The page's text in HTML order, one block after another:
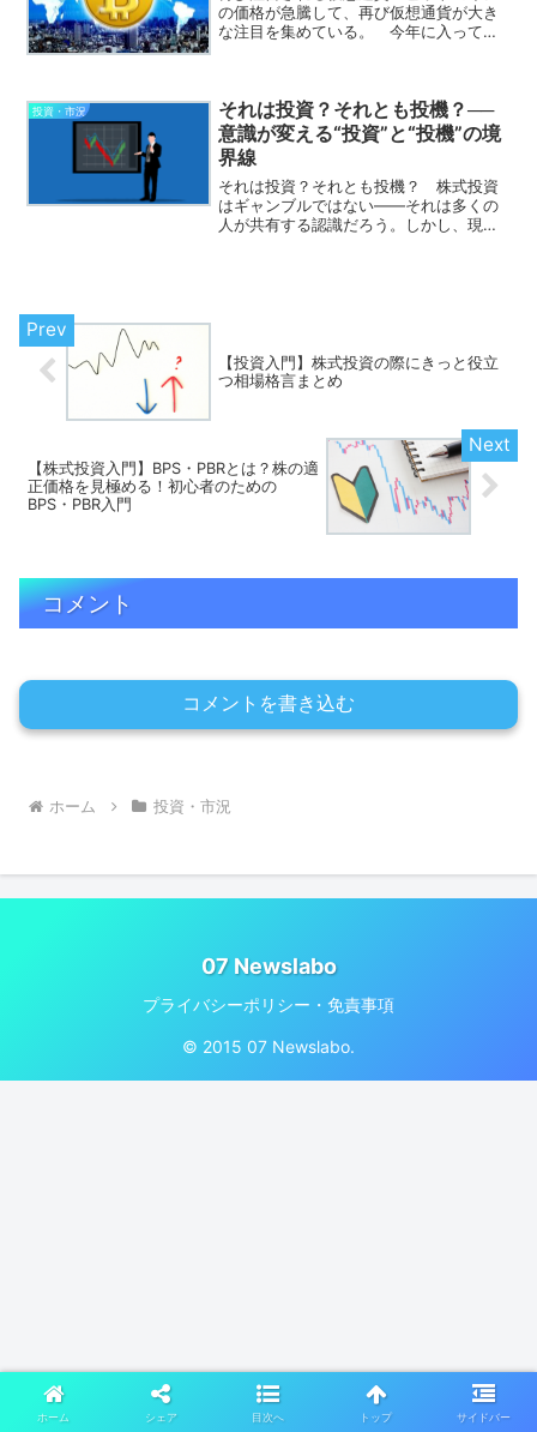
の価格が急騰して、再び仮想通貨が大き
な注目を集めている。 今年に入って、
済にはほとんど使えないだろ...
投資・市況
それは投資？それとも投機？──
意識が変える“投資”と“投機”の境
界線
それは投資？それとも投機？ 株式投資
はギャンブルではない——それは多くの
人が共有する認識だろう。しかし、現実
【投資入門】株式投資の際にきっと役立
つ相場格言まとめ
【株式投資入門】BPS・PBRとは？株の適
正価格を見極める！初心者のための
BPS・PBR入門
コメント
コメントを書き込む
ホーム 投資・市況
07 Newslabo
プライバシーポリシー・免責事項
© 2015 07 Newslabo.
ホーム シェア 目次へ トップ サイドバー